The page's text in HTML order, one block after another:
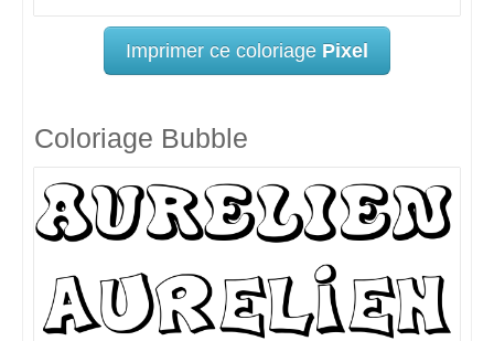
Imprimer ce coloriage Pixel
Coloriage Bubble